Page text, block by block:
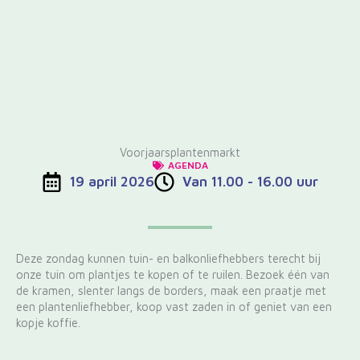
Voorjaarsplantenmarkt
AGENDA
19 april 2026 Van 11.00 - 16.00 uur
Deze zondag kunnen tuin- en balkonliefhebbers terecht bij
onze tuin om plantjes te kopen of te ruilen. Bezoek één van
de kramen, slenter langs de borders, maak een praatje met
een plantenliefhebber, koop vast zaden in of geniet van een
kopje koffie.